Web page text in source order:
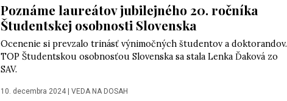
Poznáme laureátov jubilejného 20. ročníka
Študentskej osobnosti Slovenska
Ocenenie si prevzalo trinásť výnimočných študentov a doktorandov.
TOP Študentskou osobnosťou Slovenska sa stala Lenka Ďaková zo
SAV.
10. decembra 2024 | VEDA NA DOSAH